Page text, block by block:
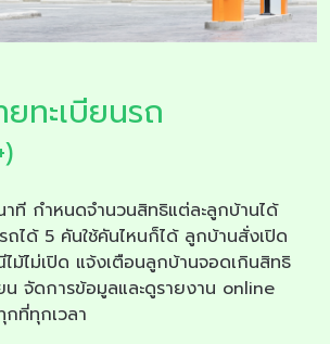
ทะเบียนรถ
าที กำหนดจำนวนสิทธิแต่ละลูกบ้านได้
ถได้ 5 คันใช้คันไหนก็ได้ ลูกบ้านสั่งเปิด
ม้ไม่เปิด แจ้งเตือนลูกบ้านจอดเกินสิทธิ
น จัดการข้อมูลและดูรายงาน online
ที่ทุกเวลา